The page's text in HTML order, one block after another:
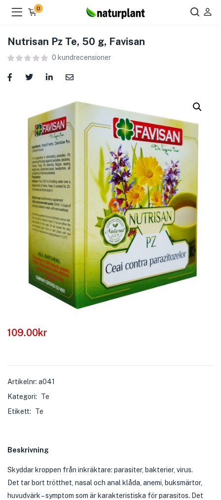
)
0
Nutrisan Pz Te, 50 g, Favisan
0 kundrecensioner
109.00kr
Artikelnr: a041
Kategori:
Te
Etikett:
Te
Beskrivning
Skyddar kroppen från inkräktare: parasiter, bakterier, virus.
Det tar bort trötthet, nasal och anal klåda, anemi, buksmärtor,
huvudvärk – symptom som är karakteristiska för parasitos. Det